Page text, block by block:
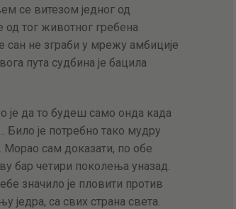
се витезом једног од
тог животног гребена
не зграби у мрежу амбиције
пута судбина је бацила
да то будеш само онда када
Било је потребно тако мудру
сам доказати, по обе
бар четири поколења уназад.
значило је пловити против
једра, са свих страна света.